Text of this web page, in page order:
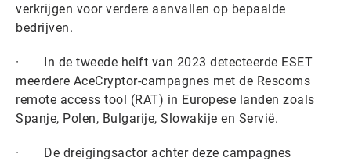
verkrijgen voor verdere aanvallen op bepaalde
bedrijven.
· In de tweede helft van 2023 detecteerde ESET
meerdere AceCryptor-campagnes met de Rescoms
remote access tool (RAT) in Europese landen zoals
Spanje, Polen, Bulgarije, Slowakije en Servië.
· De dreigingsactor achter deze campagnes